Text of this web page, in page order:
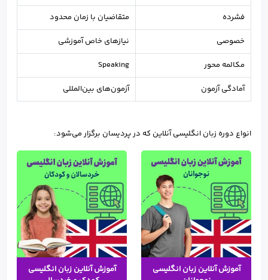
فشرده
متقاضیان با زمان محدود
خصوصی
نیازهای خاص آموزشی
مکالمه محور
Speaking
آمادگی آزمون
آزمون‌های بین‌المللی
انواع دوره زبان انگلیسی آنلاین که در پردیسان برگزار می‌شود:
آموزش آنلاین زبان انگلیسی
آموزش آنلاین زبان انگلیسی